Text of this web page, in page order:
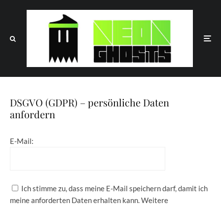
DSGVO (GDPR) – persönliche Daten
anfordern
E-­Mail:
Ich stimme zu, dass meine E-Mail speichern darf, damit ich
meine anforderten Daten erhalten kann. Weitere